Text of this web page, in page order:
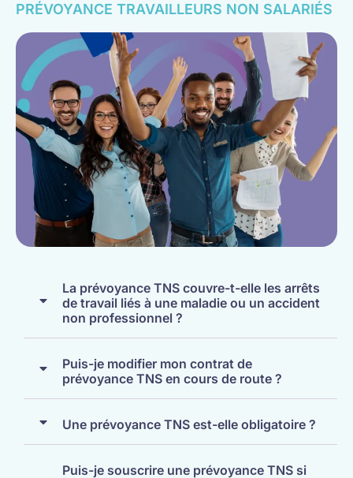
PRÉVOYANCE TRAVAILLEURS NON SALARIÉS
La prévoyance TNS couvre-t-elle les arrêts
de travail liés à une maladie ou un accident
non professionnel ?
Puis-je modifier mon contrat de
prévoyance TNS en cours de route ?
Une prévoyance TNS est-elle obligatoire ?
Puis-je souscrire une prévoyance TNS si